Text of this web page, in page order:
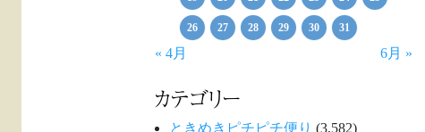
26 27 28 29 30 31
« 4月 6月 »
カテゴリー
ときめきピチピチ便り (3,582)